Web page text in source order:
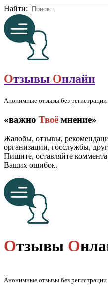
Найти:
Отзывы Онлайн
Анонимные отзывы без
«важно Твоё мнение»
Жалобы, отзывы,
организации, госслужбы,
Пишите, оставляйте
Ваших ошибок.
Отзывы О
Анонимные отзывы без